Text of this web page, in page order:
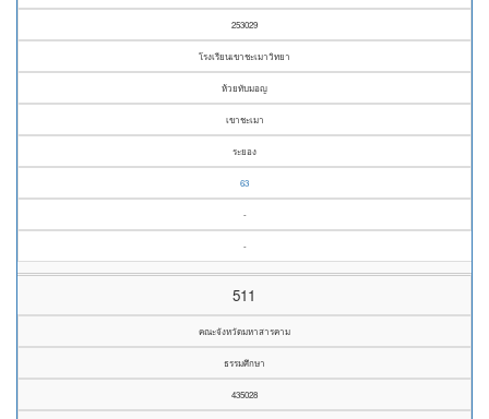
253029
โรงเรียนเขาชะเมาวิทยา
ห้วยทับมอญ
เขาชะเมา
ระยอง
63
-
-
511
คณะจังหวัดมหาสารคาม
ธรรมศึกษา
435028